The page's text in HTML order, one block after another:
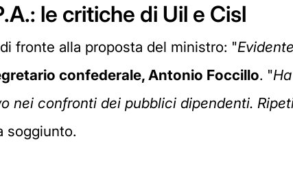
le critiche di Uil e Cisl
fronte alla proposta del ministro: "
confederale, Antonio Foccillo. "
nei confronti dei pubblici dipendenti.
soggiunto.